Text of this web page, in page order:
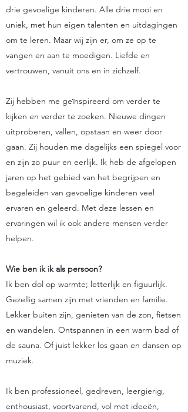
drie gevoelige kinderen. Alle drie mooi en
uniek, met hun eigen talenten en uitdagingen
om te leren. Maar wij zijn er, om ze op te
vangen en aan te moedigen. Liefde en
vertrouwen, vanuit ons en in zichzelf.
Zij hebben me geïnspireerd om verder te
kijken en verder te zoeken. Nieuwe dingen
uitproberen, vallen, opstaan en weer door
gaan. Zij houden me dagelijks een spiegel voor
en zijn zo puur en eerlijk. Ik heb de afgelopen
jaren op het gebied van het begrijpen en
begeleiden van gevoelige kinderen veel
ervaren en geleerd. Met deze lessen en
ervaringen wil ik ook andere mensen verder
helpen.
Wie ben ik ik als persoon?
Ik ben dol op warmte; letterlijk en figuurlijk.
Gezellig samen zijn met vrienden en familie.
Lekker buiten zijn, genieten van de zon, fietsen
en wandelen. Ontspannen in een warm bad of
de sauna. Of juist lekker los gaan en dansen op
muziek.
Ik ben professioneel, gedreven, leergierig,
enthousiast, voortvarend, vol met ideeën,